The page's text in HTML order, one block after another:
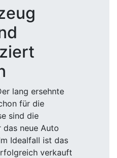
lang ersehnte
für die
sind die
neue Auto
Idealfall ist das
verkauft